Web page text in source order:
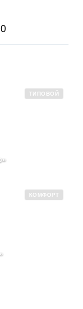
ТИПОВОЙ
КОМФОРТ